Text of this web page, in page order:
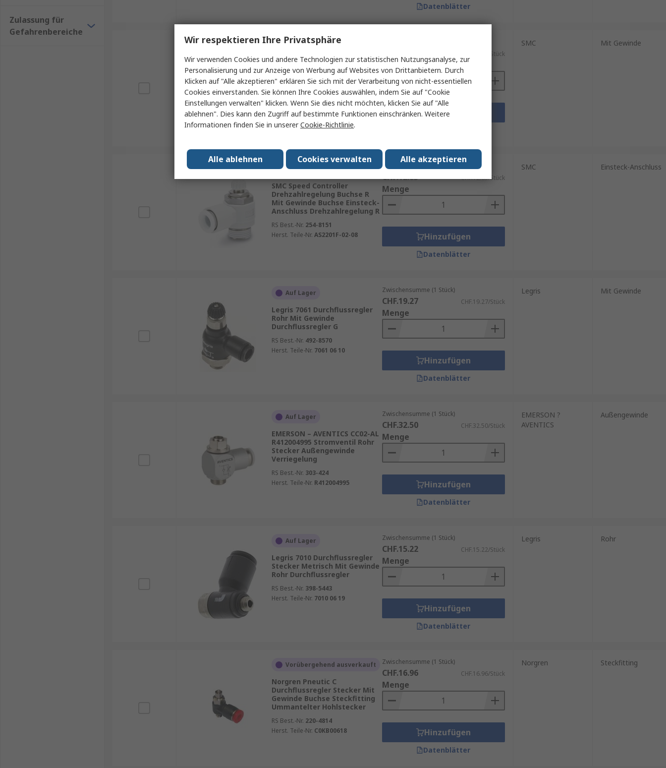
Zulassung für
Gefahrenbereiche
Datenblätter
Auf Lager
SMC AS Durchflussregler
Buchse Mit Gewinde Buchse
Mit Gewinde Entlüftung G
RS Best.-Nr.197-5163
Herst. Teile-Nr.EAS3500-F02
CHF.25.50/Stück
Menge
Hinzufügen
SMC Mit Gewinde
Auf Lager
SMC Speed Controller
Drehzahlregelung Buchse R
Mit Gewinde Buchse Einsteck-
Anschluss Drehzahlregelung R
RS Best.-Nr. 254-8151
Herst. Teile-Nr. AS2201F-02-08
Zwischensumme (1 Stück)
CHF.12.83 CHF.12.83/Stück
Menge
Hinzufügen
Datenblätter
SMC Einsteck-Anschluss
Auf Lager
Legris 7061 Durchflussregler
Rohr Mit Gewinde
Durchflussregler G
RS Best.-Nr. 492-8570
Herst. Teile-Nr. 7061 06 10
Zwischensumme (1 Stück)
CHF.19.27 CHF.19.27/Stück
Menge
Hinzufügen
Datenblätter
Legris Mit Gewinde
Auf Lager
EMERSON – AVENTICS CC02-AL
R412004995 Stromventil Rohr
Stecker Außengewinde
Verriegelung
RS Best.-Nr. 303-424
Herst. Teile-Nr. R412004995
Zwischensumme (1 Stück)
CHF.32.50 CHF.32.50/Stück
Menge
Hinzufügen
Datenblätter
EMERSON ?
AVENTICS
Außengewinde
Auf Lager
Legris 7010 Durchflussregler
Stecker Metrisch Mit Gewinde
Rohr Durchflussregler
RS Best.-Nr. 398-5443
Herst. Teile-Nr. 7010 06 19
Zwischensumme (1 Stück)
CHF.15.22 CHF.15.22/Stück
Menge
Hinzufügen
Datenblätter
Legris Rohr
Vorübergehend ausverkauft
Norgren Pneutic C
Durchflussregler Stecker Mit
Gewinde Buchse Steckfitting
Ummantelter Hohlstecker
RS Best.-Nr. 220-4814
Herst. Teile-Nr. C0KB00618
Zwischensumme (1 Stück)
CHF.16.96 CHF.16.96/Stück
Menge
Hinzufügen
Datenblätter
Norgren Steckfitting
Wir respektieren Ihre Privatsphäre
Wir verwenden Cookies und andere Technologien zur statistischen Nutzungsanalyse, zur
Personalisierung und zur Anzeige von Werbung auf Websites von Drittanbietern. Durch
Klicken auf "Alle akzeptieren" erklären Sie sich mit der Verarbeitung von nicht-essentiellen
Cookies einverstanden. Sie können Ihre Cookies auswählen, indem Sie auf "Cookie
Einstellungen verwalten" klicken. Wenn Sie dies nicht möchten, klicken Sie auf "Alle
ablehnen". Dies kann den Zugriff auf bestimmte Funktionen einschränken. Weitere
Informationen finden Sie in unsererCookie-Richtlinie.
Alle akzeptieren
Cookies verwalten
Alle ablehnen